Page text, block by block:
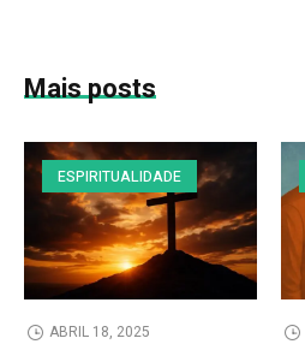
Mais posts
ESPIRITUALIDADE
ABRIL 18, 2025